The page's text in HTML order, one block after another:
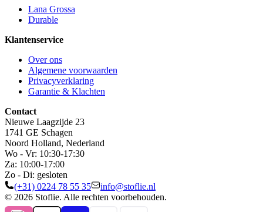
Lana Grossa
Durable
Klantenservice
Over ons
Algemene voorwaarden
Privacyverklaring
Garantie & Klachten
Contact
Nieuwe Laagzijde 23
1741 GE Schagen
Noord Holland, Nederland
Wo - Vr: 10:30-17:30
Za: 10:00-17:00
Zo - Di: gesloten
(+31) 0224 78 55 35
info@stoflie.nl
© 2026 Stoflie. Alle rechten voorbehouden.